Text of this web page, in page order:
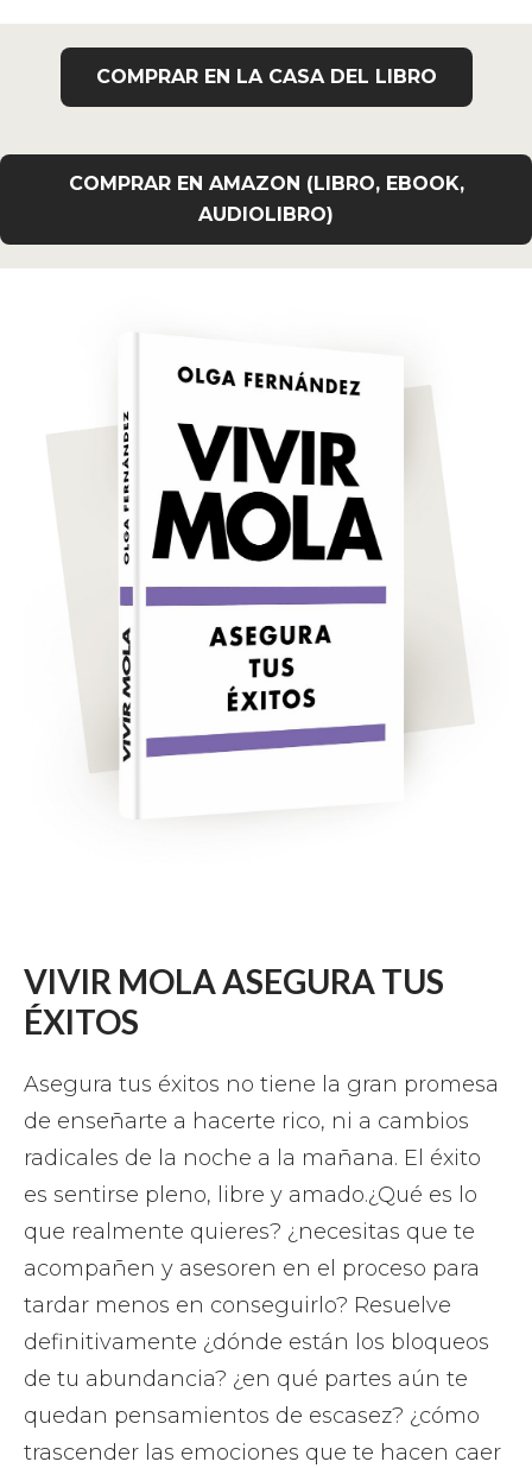
COMPRAR EN LA CASA DEL LIBRO
COMPRAR EN AMAZON (LIBRO, EBOOK,
AUDIOLIBRO)
VIVIR MOLA ASEGURA TUS
ÉXITOS
Asegura tus éxitos no tiene la gran promesa
de enseñarte a hacerte rico, ni a cambios
radicales de la noche a la mañana. El éxito
es sentirse pleno, libre y amado.¿Qué es lo
que realmente quieres? ¿necesitas que te
acompañen y asesoren en el proceso para
tardar menos en conseguirlo? Resuelve
definitivamente ¿dónde están los bloqueos
de tu abundancia? ¿en qué partes aún te
quedan pensamientos de escasez? ¿cómo
trascender las emociones que te hacen caer